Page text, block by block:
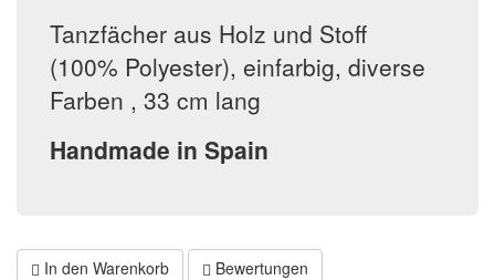
Tanzfächer aus Holz und Stoff
(100% Polyester), einfarbig, diverse
Farben , 33 cm lang
Handmade in Spain
In den Warenkorb Bewertungen